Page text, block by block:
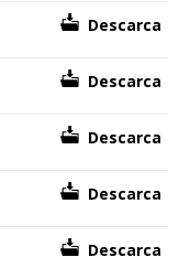
Descarca
Descarca
Descarca
Descarca
Descarca